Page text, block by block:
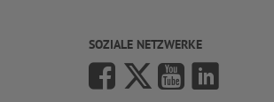
SOZIALE NETZWERKE